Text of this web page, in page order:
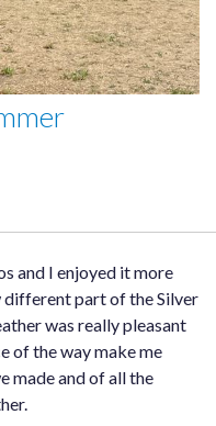
and I enjoyed it more
different part of the Silver
was really pleasant
of the way make me
made and of all the